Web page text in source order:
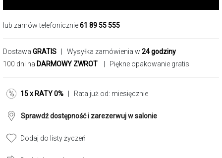
lub zamów telefonicznie61 89 55 555
Dostawa GRATIS | Wysyłka zamówienia w 24 godziny
100 dni na DARMOWY ZWROT | Piękne opakowanie gratis
15 x RATY 0% | Rata już od: miesięcznie
Sprawdź dostępność i zarezerwuj w salonie
Dodaj do listy życzeń